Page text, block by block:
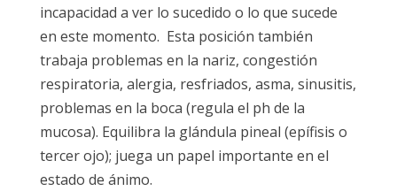
incapacidad a ver lo sucedido o lo que sucede
en este momento. Esta posición también
trabaja problemas en la nariz, congestión
respiratoria, alergia, resfriados, asma, sinusitis,
problemas en la boca (regula el ph de la
mucosa). Equilibra la glándula pineal (epífisis o
tercer ojo); juega un papel importante en el
estado de ánimo.